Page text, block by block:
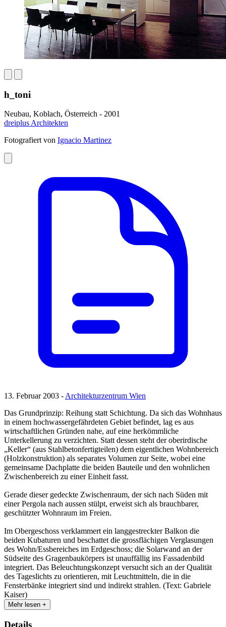
h_toni
Neubau, Koblach, Österreich - 2001
dreiplus Architekten
Fotografiert von Ignacio Martinez
13. Februar 2003 -Architekturzentrum Wien
Das Grundprinzip: Reihung statt Schichtung. Da sich das Wohnhaus
in einem hochwassergefährdeten Gebiet befindet, lag es aus
wirtschaftlichen Gründen nahe, auf eine herkömmliche
Unterkellerung zu verzichten. Statt dessen steht der oberirdische
„Keller“ (aus Stahlbetonfertigteilen) dem eigentlichen Wohnbereich
(Holzkonstruktion) als separates Volumen zur Seite, wobei eine
gemeinsame Dachplatte die beiden Bauteile und den wohnlichen
Zwischenbereich zu einer Einheit fasst.
Gerade dieser gedeckte Zwischenraum, der sich nach Süden mit
einer Pergola nach aussen stülpt, erweist sich als brauchbarer,
geschützter Wohnraum im Freien.
Im Obergeschoss verklammert ein langgestreckter Balkon die
beiden Kubaturen und beschattet die grossflächigen Verglasungen
des Wohn/Essbereiches im Erdgeschoss; die Solarwand an der
Südseite des Gragenbaukörpers ist unauffällig ins Fassadenbild
integriert. Das Beleuchtungskonzept versucht sich an der Qualität
des Tageslichts zu orientieren, mit Leuchtmitteln, die in die
Fensterbänke integriert sind und indirekt strahlen. (Text: Gabriele
Kaiser)
Mehr lesen +
Details